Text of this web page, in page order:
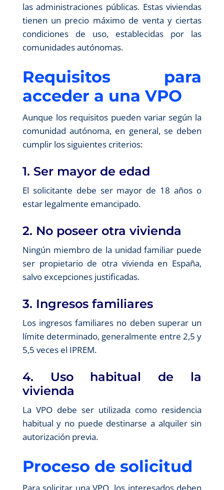
las administraciones públicas. Estas viviendas
tienen un precio máximo de venta y ciertas
condiciones de uso, establecidas por las
comunidades autónomas.
Requisitos para
acceder a una VPO
Aunque los requisitos pueden variar según la
comunidad autónoma, en general, se deben
cumplir los siguientes criterios:
1. Ser mayor de edad
El solicitante debe ser mayor de 18 años o
estar legalmente emancipado.
2. No poseer otra vivienda
Ningún miembro de la unidad familiar puede
ser propietario de otra vivienda en España,
salvo excepciones justificadas.
3. Ingresos familiares
Los ingresos familiares no deben superar un
límite determinado, generalmente entre 2,5 y
5,5 veces el IPREM.
4. Uso habitual de la
vivienda
La VPO debe ser utilizada como residencia
habitual y no puede destinarse a alquiler sin
autorización previa.
Proceso de solicitud